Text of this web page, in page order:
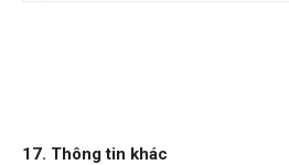
17. Thông tin khác